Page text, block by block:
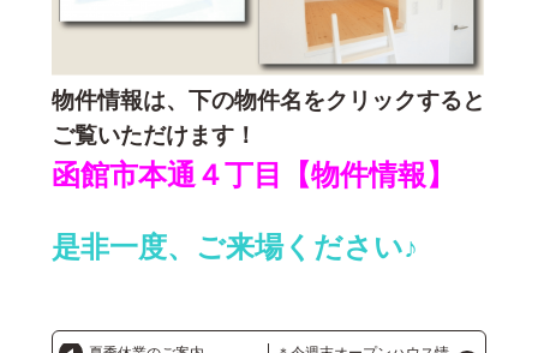
物件情報は、下の物件名をクリックすると
ご覧いただけます！
函館市本通４丁目【物件情報】
是非一度、ご来場ください♪